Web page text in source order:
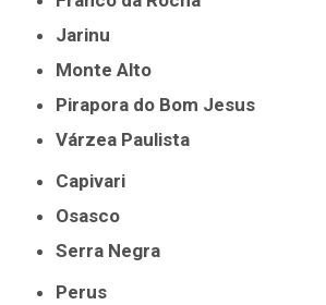
Jarinu
Monte Alto
Pirapora do Bom Jesus
Várzea Paulista
Capivari
Osasco
Serra Negra
Perus